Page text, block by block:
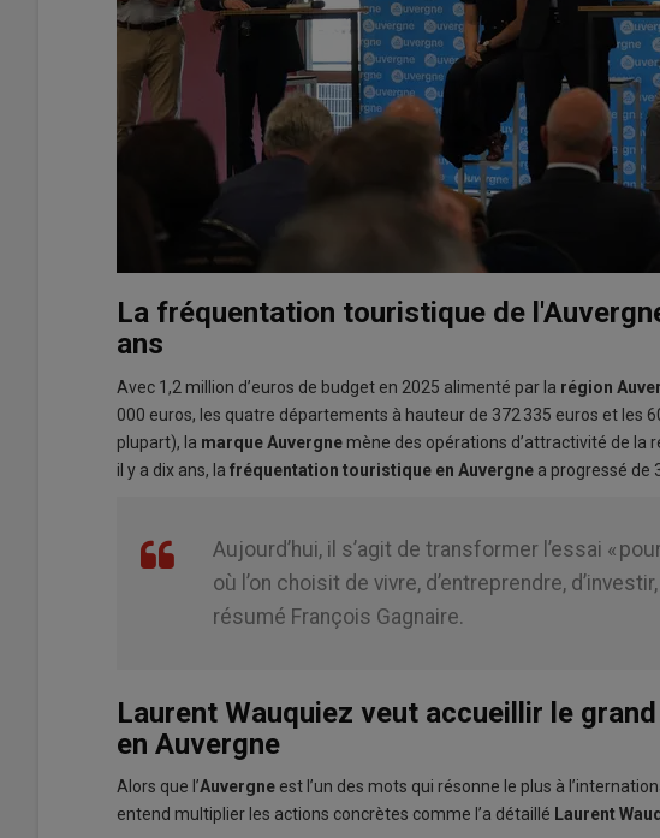
La fréquentation touristique de
ans
Avec 1,2 million d’euros de budget en 2025 alimenté par la région
000 euros, les quatre départements à hauteur de 372 335 euros et les
plupart), la marque Auvergne mène des opérations d’attractivité de la
il y a dix ans, la fréquentation touristique en Auvergne a progressé de
Aujourd’hui, il s’agit de transformer l’essai «
où l’on choisit de vivre, d’entreprendre,
résumé François Gagnaire.
Laurent Wauquiez veut accueillir le
en Auvergne
Alors que l’Auvergne est l’un des mots qui résonne le plus à
entend multiplier les actions concrètes comme l’a détaillé Laurent